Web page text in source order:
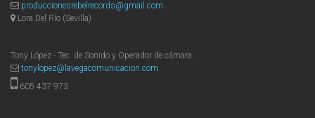
produccionesrebelrecords@gmail.com
Lora Del Río (Sevilla)
Tony López - Tec. de Sonido y Operador de cámara.
tonylopez@lavegacomunicacion.com
605 437 973